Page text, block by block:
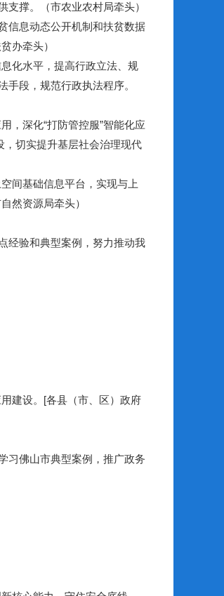
撑。（市农业农村局牵头）
信息动态公开机制和扶贫数据
办牵头）
化水平，提高行政立法、规
段，规范行政执法程序。
深化“打防管控服”智能化应
，切实提升基层社会治理现代
间基础信息平台，实现与上
然资源局牵头）
经验和典型案例，努力推动我
建设。[各县（市、区）政府
习佛山市典型案例，推广政务